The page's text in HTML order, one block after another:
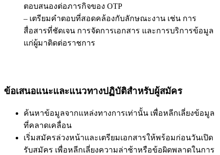
ตอบสนองต่อภารกิจของ OTP
– เตรียมคำตอบที่สอดคล้องกับลักษณะงาน เช่น การ
สื่อสารที่ชัดเจน การจัดการเอกสาร และการบริการข้อมูล
แก่ผู้มาติดต่อราชการ
ข้อเสนอแนะและแนวทางปฏิบัติสำหรับผู้สมัคร
ค้นหาข้อมูลจากแหล่งทางการเท่านั้น เพื่อหลีกเลี่ยงข้อมูล
ที่คลาดเคลื่อน
เริ่มสมัครล่วงหน้าและเตรียมเอกสารให้พร้อมก่อนวันเปิด
รับสมัคร เพื่อหลีกเลี่ยงความล่าช้าหรือข้อผิดพลาดในการ